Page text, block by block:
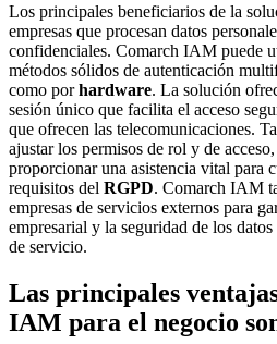
Los principales beneficiarios de la
empresas que procesan datos
confidenciales. Comarch IAM puede
métodos sólidos de autenticación
como porhardware. La solución
sesión único que facilita el acceso
que ofrecen las telecomunicaciones.
ajustar los permisos de rol y de
proporcionar una asistencia vital para
requisitos del RGPD. Comarch IAM
empresas de servicios externos para
empresarial y la seguridad de los
de servicio.
Las principales
IAM para el negocio